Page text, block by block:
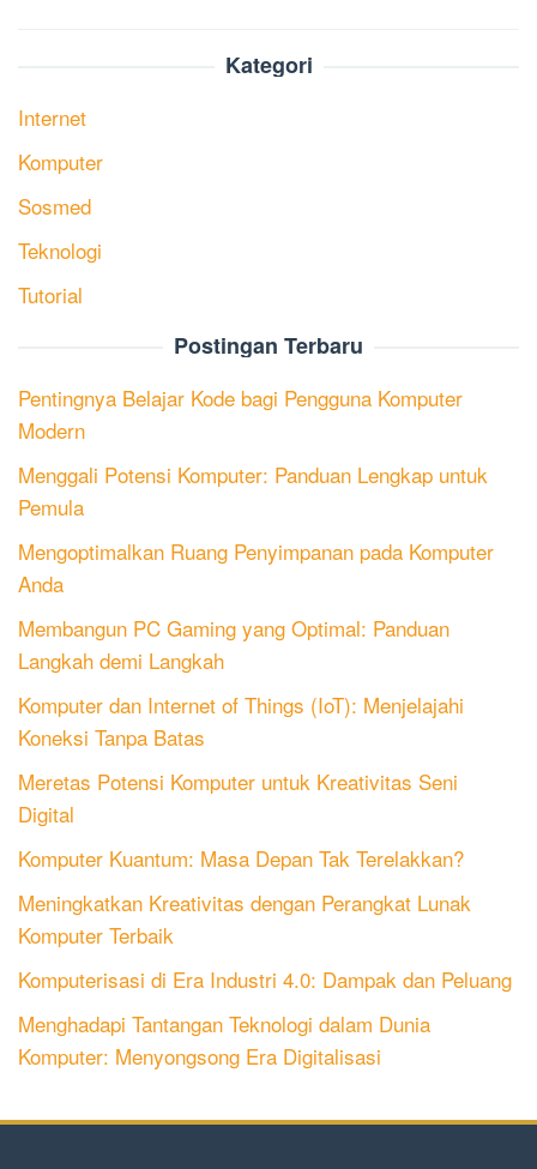
Kategori
Internet
Komputer
Sosmed
Teknologi
Tutorial
Postingan Terbaru
Pentingnya Belajar Kode bagi Pengguna Komputer
Modern
Menggali Potensi Komputer: Panduan Lengkap untuk
Pemula
Mengoptimalkan Ruang Penyimpanan pada Komputer
Anda
Membangun PC Gaming yang Optimal: Panduan
Langkah demi Langkah
Komputer dan Internet of Things (IoT): Menjelajahi
Koneksi Tanpa Batas
Meretas Potensi Komputer untuk Kreativitas Seni
Digital
Komputer Kuantum: Masa Depan Tak Terelakkan?
Meningkatkan Kreativitas dengan Perangkat Lunak
Komputer Terbaik
Komputerisasi di Era Industri 4.0: Dampak dan Peluang
Menghadapi Tantangan Teknologi dalam Dunia
Komputer: Menyongsong Era Digitalisasi